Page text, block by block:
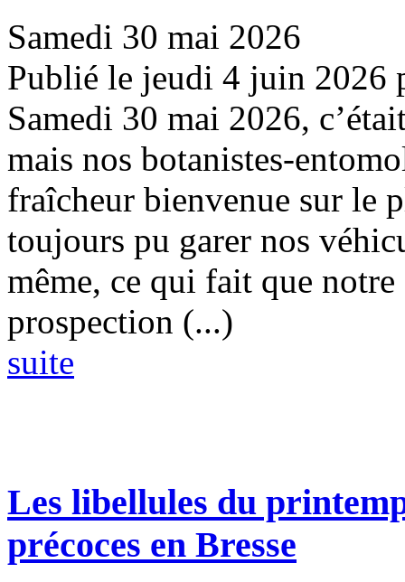
Samedi 30 mai 2026
Publié le jeudi 4 juin 2026
Samedi 30 mai 2026,
mais nos botanistes-
fraîcheur bienvenue sur le
toujours pu garer nos
même, ce qui fait que
prospection (...)
suite
Les libellules du
précoces en Bresse